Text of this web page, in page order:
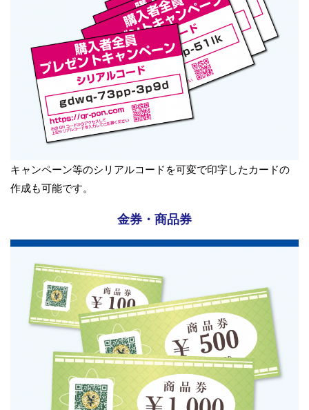
キャンペーン等のシリアルコードを可変で印字したカードの
作成も可能です。
金券・商品券